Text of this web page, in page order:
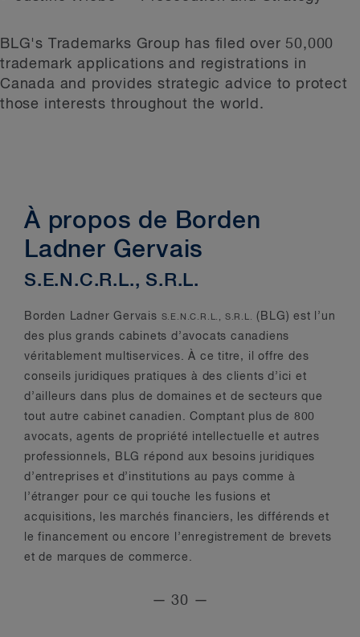
BLG's Trademarks Group has filed over 50,000
trademark applications and registrations in
Canada and provides strategic advice to protect
those interests throughout the world.
À propos de Borden
Ladner Gervais
S.E.N.C.R.L., S.R.L.
Borden Ladner Gervais S.E.N.C.R.L., S.R.L. (BLG) est l’un
des plus grands cabinets d’avocats canadiens
véritablement multiservices. À ce titre, il offre des
conseils juridiques pratiques à des clients d’ici et
d’ailleurs dans plus de domaines et de secteurs que
tout autre cabinet canadien. Comptant plus de 800
avocats, agents de propriété intellectuelle et autres
professionnels, BLG répond aux besoins juridiques
d’entreprises et d’institutions au pays comme à
l’étranger pour ce qui touche les fusions et
acquisitions, les marchés financiers, les différends et
le financement ou encore l’enregistrement de brevets
et de marques de commerce.
— 30 —